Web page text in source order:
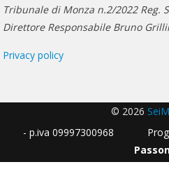
Tribunale di Monza n.2/2022 Reg.
Direttore Responsabile Bruno
Privacy policy
© 2026
- p.iva 09997300968